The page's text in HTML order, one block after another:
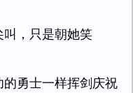
，只是朝她笑
勇士一样挥剑庆祝